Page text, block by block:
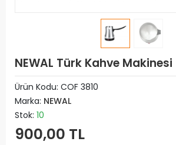
NEWAL Türk Kahve Makinesi
Ürün Kodu: COF 3810
Marka: NEWAL
Stok: 10
900,00 TL